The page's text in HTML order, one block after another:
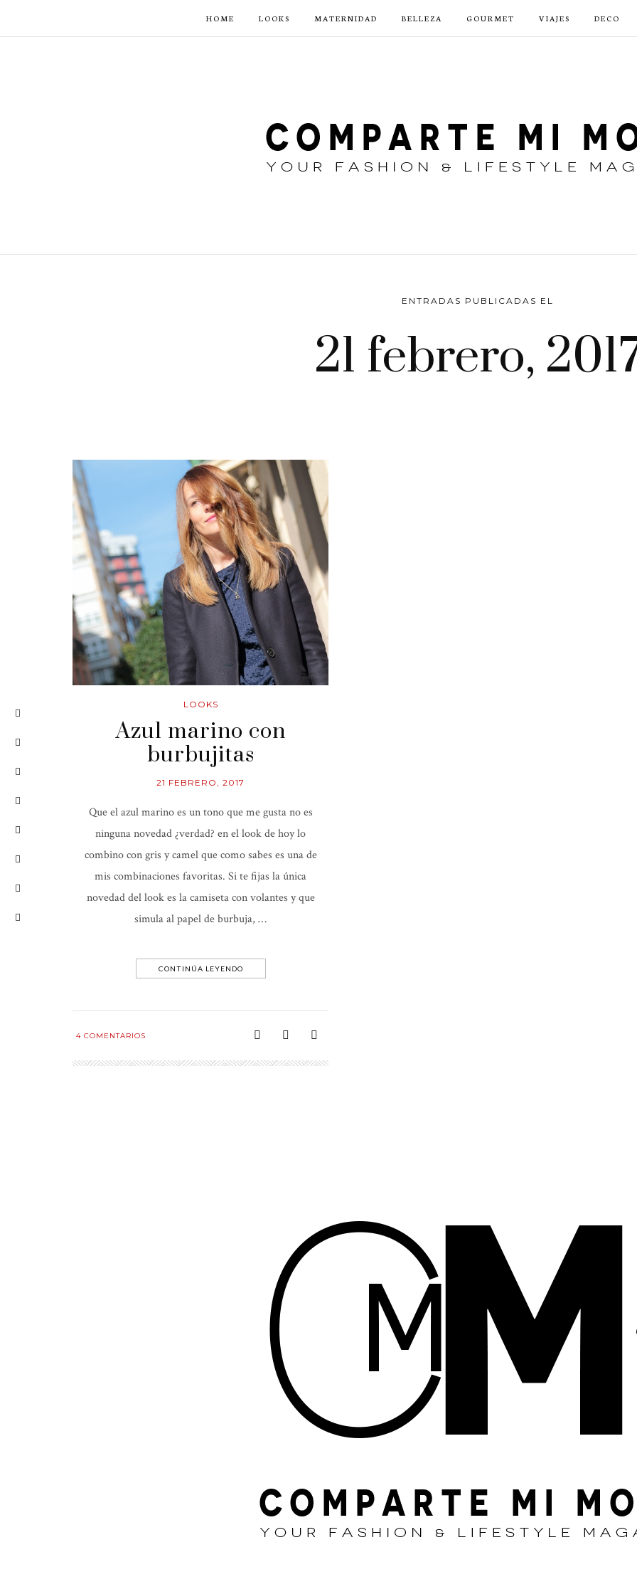
HOME LOOKS MATERNIDAD BELLEZA GOURMET VIAJES DECO
ENTRADAS PUBLICADAS EL
21 febrero,
LOOKS
Azul marino con
burbujitas
21 FEBRERO, 2017
Que el azul marino es un tono que me gusta no es
ninguna novedad ¿verdad? en el look de hoy lo
combino con gris y camel que como sabes es una de
mis combinaciones favoritas. Si te fijas la única
novedad del look es la camiseta con volantes y que
simula al papel de burbuja, …
CONTINÚA LEYENDO
4 COMENTARIOS